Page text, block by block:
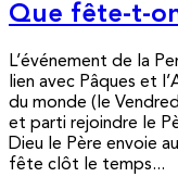
Que fête-t-
L’événement de la
lien avec Pâques et
du monde (le
et parti rejoindre le
Dieu le Père envoie
fête clôt le temps...